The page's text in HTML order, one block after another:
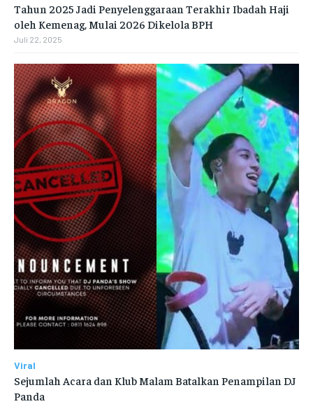
Tahun 2025 Jadi Penyelenggaraan Terakhir Ibadah Haji
oleh Kemenag, Mulai 2026 Dikelola BPH
Juli 22, 2025
Viral
Sejumlah Acara dan Klub Malam Batalkan Penampilan DJ
Panda